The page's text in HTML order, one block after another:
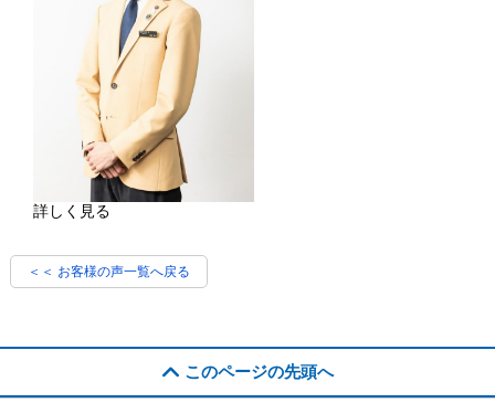
詳しく見る
＜＜ お客様の声一覧へ戻る
このページの先頭へ